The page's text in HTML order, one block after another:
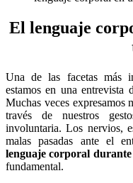
El lenguaje
Una de las facetas más
estamos en una entrevista
Muchas veces expresamos
través de nuestros
involuntaria. Los nervios,
malas pasadas ante el
lenguaje corporal
fundamental.